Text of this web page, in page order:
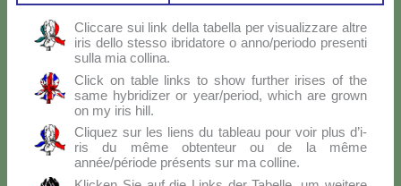
Clic­ca­re sui link del­la ta­bel­la per vi­sua­liz­za­re al­tre
iris del­lo stes­so ibri­da­to­re o anno/periodo pre­sen­ti
sul­la mia col­li­na.
Click on ta­ble links to show fur­ther iri­ses of the
sa­me hy­bri­di­zer or year/period, which are gro­wn
on my iris hill.
Cli­quez sur les liens du ta­bleau pour voir plus d’i­
ris du mê­me ob­ten­teur ou de la mê­me
année/période pré­sen­ts sur ma col­li­ne.